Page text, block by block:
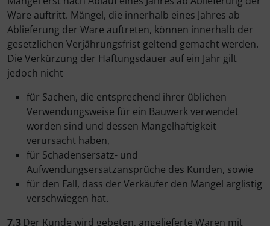
Ware auftritt. Mängel, die innerhalb eines Jahres ab
Ablieferung der Ware auftreten, können innerhalb der
gesetzlichen Verjährungsfrist geltend gemacht werden.
Die Verkürzung der Haftungsdauer auf ein Jahr gilt
jedoch nicht
für Sachen, die entsprechend ihrer üblichen
Verwendungsweise für ein Bauwerk verwendet
worden sind und dessen Mangelhaftigkeit
verursacht haben,
für Schadensersatz- und
Aufwendungsersatzansprüche des Kunden, sowie
für den Fall, dass der Verkäufer den Mangel arglistig
verschwiegen hat.
7.3Der Kunde wird gebeten, angelieferte Waren mit